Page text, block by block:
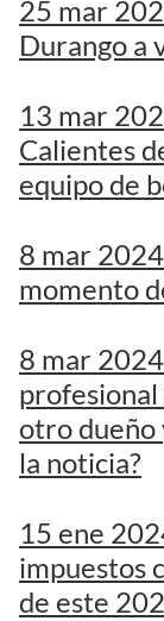
25 mar
Durango a
13 mar
Calientes
equipo de
8 mar
momento
8 mar
profesional
otro dueño
la noticia?
15 ene
impuestos
de este